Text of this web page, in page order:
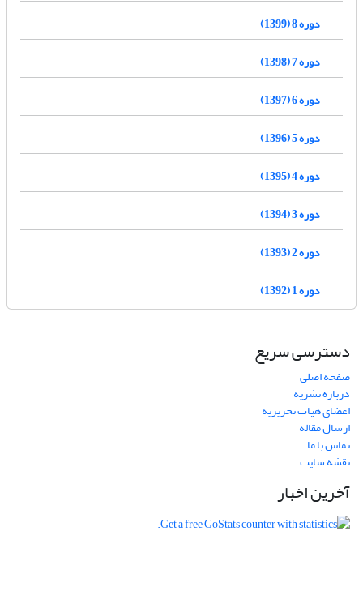
دوره 8 (1399)
دوره 7 (1398)
دوره 6 (1397)
دوره 5 (1396)
دوره 4 (1395)
دوره 3 (1394)
دوره 2 (1393)
دوره 1 (1392)
دسترسی سریع
صفحه اصلی
درباره نشریه
اعضای هیات تحریریه
ارسال مقاله
تماس با ما
نقشه سایت
آخرین اخبار